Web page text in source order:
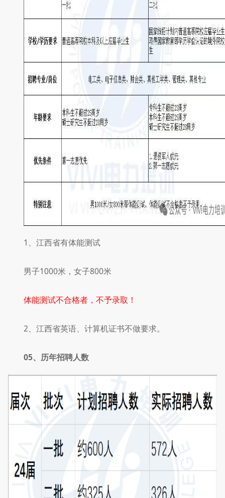
1、江西省有体能测试
男子1000米，女子800米
体能测试不合格者，不予录取！
2、江西省英语、计算机证书不做要求。
05、 历年招聘人数